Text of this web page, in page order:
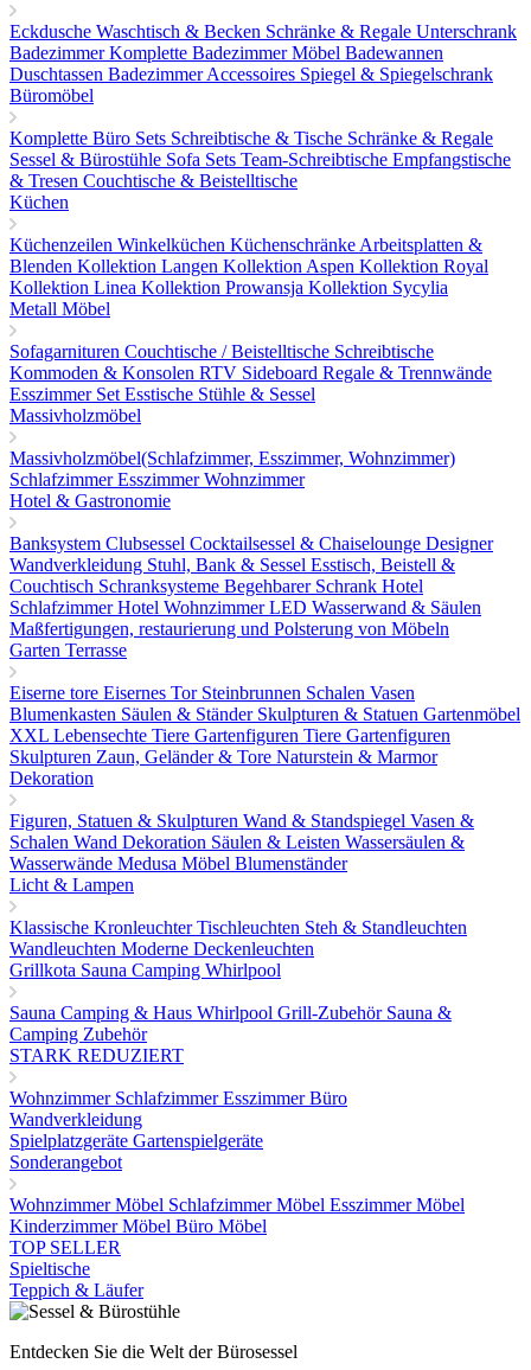
Eckdusche Waschtisch & Becken Schränke & Regale Unterschrank
BadezimmerKomplette Badezimmer Möbel Badewannen
Duschtassen Badezimmer Accessoires Spiegel & Spiegelschrank
Büromöbel
Komplette Büro Sets Schreibtische & Tische Schränke & Regale
Sessel & Bürostühle Sofa Sets Team-Schreibtische Empfangstische
& Tresen Couchtische & Beistelltische
Küchen
Küchenzeilen Winkelküchen Küchenschränke Arbeitsplatten &
Blenden Kollektion Langen Kollektion Aspen Kollektion Royal
Kollektion Linea Kollektion Prowansja Kollektion Sycylia
Metall Möbel
Sofagarnituren Couchtische / Beistelltische Schreibtische
Kommoden & Konsolen RTV Sideboard Regale & Trennwände
Esszimmer Set Esstische Stühle & Sessel
Massivholzmöbel
Massivholzmöbel(Schlafzimmer, Esszimmer, Wohnzimmer)
SchlafzimmerEsszimmerWohnzimmer
Hotel & Gastronomie
Banksystem Clubsessel Cocktailsessel & Chaiselounge Designer
Wandverkleidung Stuhl, Bank & Sessel Esstisch, Beistell &
Couchtisch Schranksysteme Begehbarer Schrank Hotel
SchlafzimmerHotel WohnzimmerLED Wasserwand & Säulen
Maßfertigungen, restaurierung und Polsterung von Möbeln
Garten Terrasse
Eiserne tore Eisernes Tor Steinbrunnen Schalen Vasen
Blumenkasten Säulen & Ständer Skulpturen & Statuen Gartenmöbel
XXL Lebensechte Tiere Gartenfiguren Tiere Gartenfiguren
Skulpturen Zaun, Geländer & Tore Naturstein & Marmor
Dekoration
Figuren, Statuen & Skulpturen Wand & Standspiegel Vasen &
Schalen Wand Dekoration Säulen & Leisten Wassersäulen &
Wasserwände Medusa Möbel Blumenständer
Licht & Lampen
Klassische KronleuchterTischleuchten Steh & Standleuchten
Wandleuchten Moderne Deckenleuchten
Grillkota Sauna Camping Whirlpool
Sauna Camping & Haus Whirlpool Grill-Zubehör Sauna &
Camping Zubehör
STARK REDUZIERT
Wohnzimmer SchlafzimmerEsszimmerBüro
Wandverkleidung
Spielplatzgeräte Gartenspielgeräte
Sonderangebot
Wohnzimmer Möbel Schlafzimmer Möbel Esszimmer Möbel
Kinderzimmer Möbel Büro Möbel
TOP SELLER
Spieltische
Teppich & Läufer
Entdecken Sie die Welt der Bürosessel